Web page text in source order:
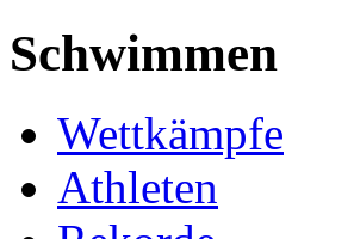
Schwimmen
Wettkämpfe
Athleten